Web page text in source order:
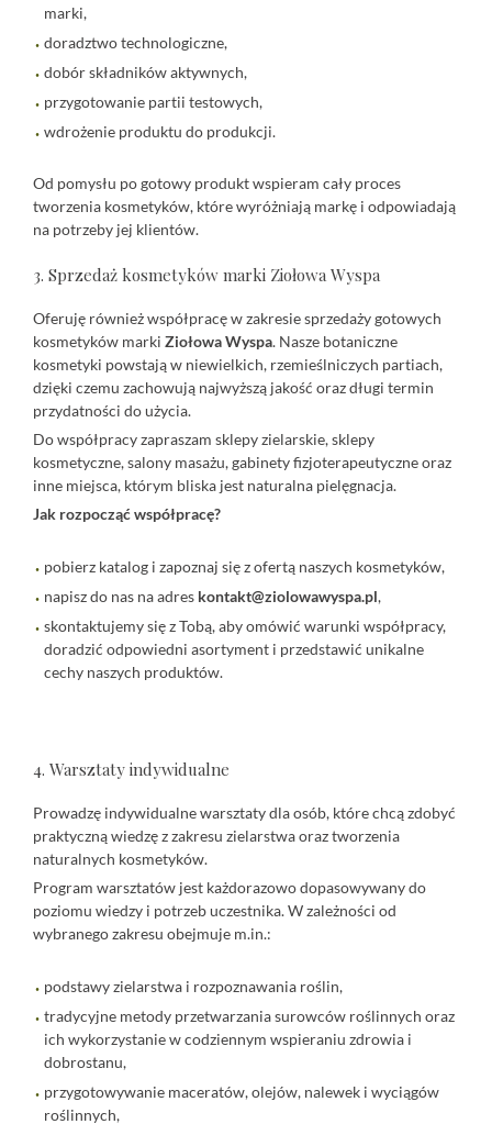
marki,
doradztwo technologiczne,
dobór składników aktywnych,
przygotowanie partii testowych,
wdrożenie produktu do produkcji.
Od pomysłu po gotowy produkt wspieram cały proces
tworzenia kosmetyków, które wyróżniają markę i odpowiadają
na potrzeby jej klientów.
3. Sprzedaż kosmetyków marki Ziołowa Wyspa
Oferuję również współpracę w zakresie sprzedaży gotowych
kosmetyków marki Ziołowa Wyspa. Nasze botaniczne
kosmetyki powstają w niewielkich, rzemieślniczych partiach,
dzięki czemu zachowują najwyższą jakość oraz długi termin
przydatności do użycia.
Do współpracy zapraszam sklepy zielarskie, sklepy
kosmetyczne, salony masażu, gabinety fizjoterapeutyczne oraz
inne miejsca, którym bliska jest naturalna pielęgnacja.
Jak rozpocząć współpracę?
pobierz katalog i zapoznaj się z ofertą naszych kosmetyków,
napisz do nas na adres kontakt@ziolowawyspa.pl,
skontaktujemy się z Tobą, aby omówić warunki współpracy,
doradzić odpowiedni asortyment i przedstawić unikalne
cechy naszych produktów.
4. Warsztaty indywidualne
Prowadzę indywidualne warsztaty dla osób, które chcą zdobyć
praktyczną wiedzę z zakresu zielarstwa oraz tworzenia
naturalnych kosmetyków.
Program warsztatów jest każdorazowo dopasowywany do
poziomu wiedzy i potrzeb uczestnika. W zależności od
wybranego zakresu obejmuje m.in.:
podstawy zielarstwa i rozpoznawania roślin,
tradycyjne metody przetwarzania surowców roślinnych oraz
ich wykorzystanie w codziennym wspieraniu zdrowia i
dobrostanu,
przygotowywanie maceratów, olejów, nalewek i wyciągów
roślinnych,